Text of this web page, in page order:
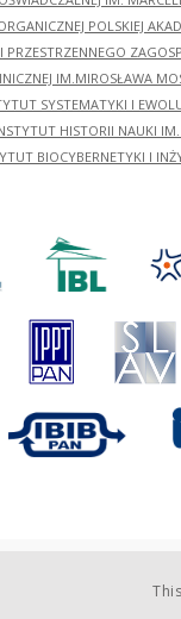
POLSKIEJ
PRZESTRZENNEGO
IM.MIROSŁAWA
SYSTEMATYKI I
HISTORII NAUKI
BIOCYBERNETYKI I